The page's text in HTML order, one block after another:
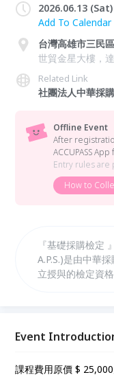
2026.06.13
Add To Calendar
台灣高雄市三民
世貿金星大樓，
Related Link
社團法人中華採
Offline Event
After
ACCUPASS
Entry rules are
How to
『基礎採購檢定
A.P.S.)是由中華
立授與的檢定資
從業人員朋友們
Event
課程費用原價 $ 25,000